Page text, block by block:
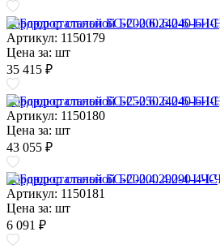
Бордюр стальной БС-200.6.240-6-I-НС
Артикул: 1150179
Цена за: шт
35 415 ₽
Бордюр стальной БС-250.6.240-6-I-НС
Артикул: 1150180
Цена за: шт
43 055 ₽
Бордюр стальной БС-200.4.290-4-I-ЧС
Артикул: 1150181
Цена за: шт
6 091 ₽